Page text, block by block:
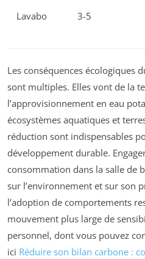
Lavabo 3-5
Les conséquences écologiques
sont multiples. Elles vont de la
l’approvisionnement en eau
écosystèmes aquatiques et
réduction sont indispensables
développement durable.
consommation dans la salle de
sur l’environnement et sur son
l’adoption de comportements
mouvement plus large de
personnel, dont vous pouvez
ici Réduire son bilan carbone :